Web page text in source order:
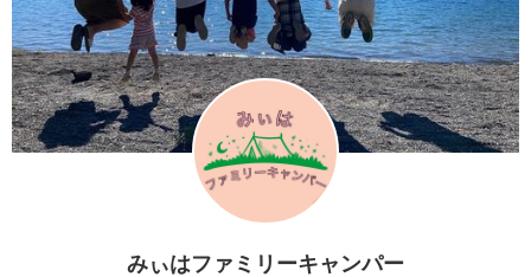
みぃはファミリーキャンパー